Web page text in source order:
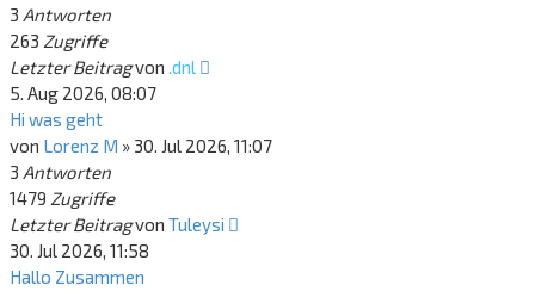
3 Antworten
263 Zugriffe
Letzter Beitragvon .dnl
5. Aug 2026, 08:07
Hi was geht
von Lorenz M » 30. Jul 2026, 11:07
3 Antworten
1479 Zugriffe
Letzter Beitragvon Tuleysi
30. Jul 2026, 11:58
Hallo Zusammen